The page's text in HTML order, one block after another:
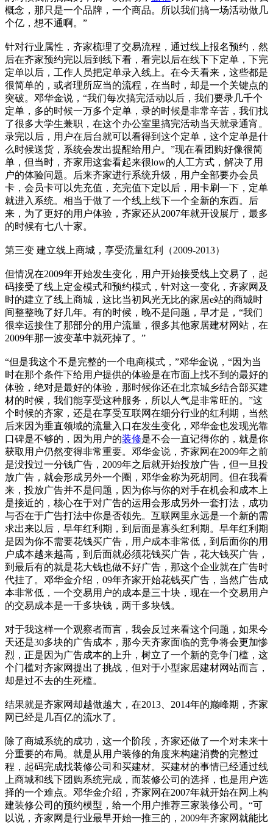
概念，那只是一个品牌，一个商品。所以我们搞一场活动做几
个亿，想不通啊。”
针对行业属性，齐家梳理了交易流程，通过线上报名预约，然
后在齐家预约完以后到线下看，看完以后在线下下定单，下完
定单以后，工作人员把定单录入线上。在今天看来，这些都是
很简单的，或者理所应当的流程，在当时，却是一个关键点的
突破。邓华金说，“我们每次搞完活动以后，我们要录几千个
定单，多的时候一万多个定单，录的时候是非常辛苦，我们找
了很多大学生兼职，在这个办公室里搞完活动当天就录通宵。
录完以后，用户在后台就可以看得到这个定单，这个定单是什
么时候送货，系统会发出提醒给用户。”现在看团购好像很简
单，但当时，齐家用这套看起来很low的人工方式，解决了用
户的体验问题。后来齐家进行系统升级，用户全部要办会员
卡，会员卡可以先充值，充完值下定以后，用卡刷一下，定单
就进入系统。相当于做了一个线上线下一个全新的东西。后
来，为了更好的用户体验，齐家还从2007年就开设展厅，最多
的时候有七八十家。
第三变 建立线上商城，享受流量红利（2009-2013）
但情况在2009年开始发生变化，用户开始接受线上交易了，起
码接受了线上定金模式和预约模式，针对这一变化，齐家网及
时的建立了线上商城，这比当初风光无比的家居e站的商城时
间整整晚了好几年。有的时候，晚不是问题，早才是，“我们
很幸运接住了那部分的用户流量，很多其他家居建材网站，在
2009年那一波变革中就死掉了。”
“但是我这个不是完整的一个电商模式，”邓华金说，“因为当
时在那个条件下给用户提供的体验是在市面上找不到的最好的
体验，绝对是最好的体验，那时候你还在北京城乡结合部买建
材的时候，我们能享受这种服务，所以人气是非常旺的。”这
个时候的齐家，还是在享受互联网在细分行业的红利期，当然
后来因为垂直领域的流量入口在发生变化，邓华金也发现光靠
口碑是不够的，因为用户的装修是不会一直记得你的，就是你
获取用户仍然变得非常重要。邓华金说，齐家网在2009年之前
是没投过一分钱广告，2009年之后就开始投放广告，但一旦投
放广告，就会形成另外一个圈，邓华金称为死胡同。但在我看
来，投放广告并不是问题，因为你与你的对手在机会和成本上
是接近的，核心在于对广告的运用会形成另外一套打法，成功
与否在于广告打法中你是否领先。互联网里永远是一个新的需
求出来以后，早年红利期，到后面是寡头红利期。早年红利期
是因为你不需要花钱买广告，用户成本非常低，到后面你的用
户成本越来越高，到后面就必须花钱买广告，花大钱买广告，
到最后有的就是花大钱也做不好广告，那这个企业就在广告时
代挂了。邓华金介绍，09年齐家开始花钱买广告，当然广告成
本非常低，一个交易用户的成本是三十块，现在一个交易用户
的交易成本是一千多块钱，两千多块钱。
对于我这样一个观察者而言，我会反过来看这个问题，如果今
天还是30多块的广告成本，那今天齐家面临的竞争将会更加惨
烈，正是因为广告成本的上升，树立了一个新的竞争门槛，这
个门槛对齐家网提出了挑战，但对于小型家居建材网站而言，
却是过不去的生死槛。
结果就是齐家网却越做越大，在2013、2014年的巅峰期，齐家
网已经是几百亿的流水了。
除了商城系统的成功，这一个阶段，齐家还做了一个对未来十
分重要的布局。就是从用户装修的角度来构建消费的完整过
程，起码完成找装修公司和买建材。买建材的事情已经通过线
上商城和线下团购系统完成，而装修公司的选择，也是用户选
择的一个难点。邓华金介绍，齐家网在2007年就开始在网上构
建装修公司的预约模型，给一个用户推荐三家装修公司。“可
以说，齐家网是行业最早开始一推三的，2009年齐家网就能比